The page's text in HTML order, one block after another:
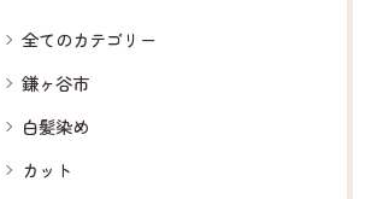
全てのカテゴリー
鎌ヶ谷市
白髪染め
カット